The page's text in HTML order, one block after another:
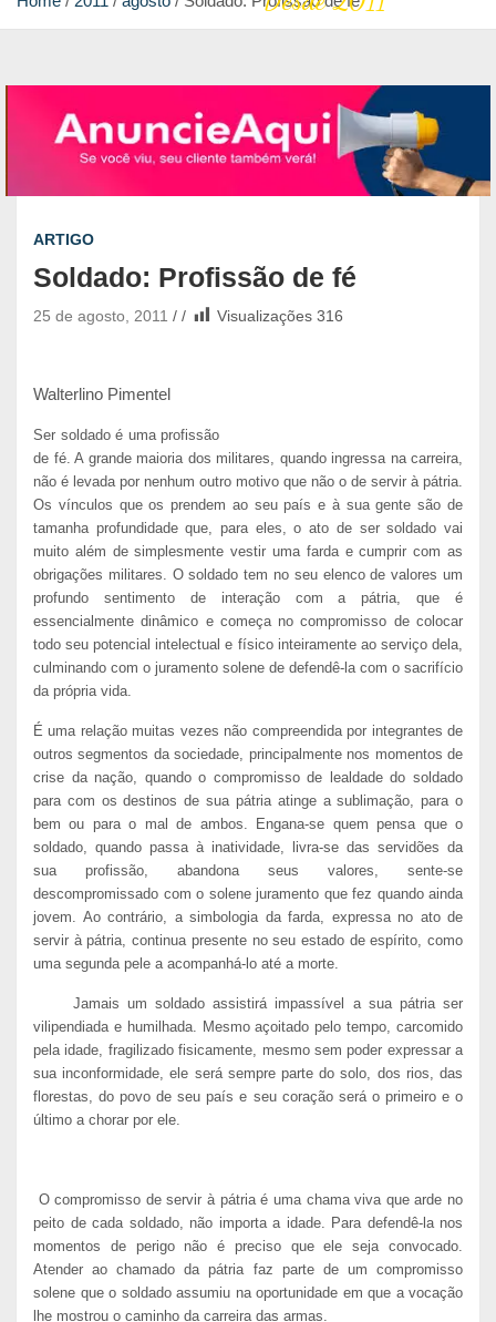
ARTIGO
Soldado: Profissão de fé
25 de agosto, 2011 Visualizações 316
Walterlino Pimentel
Ser soldado é uma profissão
de fé. A grande maioria dos militares, quando ingressa na carreira,
não é levada por nenhum outro motivo que não o de servir à pátria.
Os vínculos que os prendem ao seu país e à sua gente são de
tamanha profundidade que, para eles, o ato de ser soldado vai
muito além de simplesmente vestir uma farda e cumprir com as
obrigações militares. O soldado tem no seu elenco de valores um
profundo sentimento de interação com a pátria, que é
essencialmente dinâmico e começa no compromisso de colocar
todo seu potencial intelectual e físico inteiramente ao serviço dela,
culminando com o juramento solene de defendê-la com o sacrifício
da própria vida.
É uma relação muitas vezes não compreendida por integrantes de
outros segmentos da sociedade, principalmente nos momentos de
crise da nação, quando o compromisso de lealdade do soldado
para com os destinos de sua pátria atinge a sublimação, para o
bem ou para o mal de ambos. Engana-se quem pensa que o
soldado, quando passa à inatividade, livra-se das servidões da
sua profissão, abandona seus valores, sente-se
descompromissado com o solene juramento que fez quando ainda
jovem. Ao contrário, a simbologia da farda, expressa no ato de
servir à pátria, continua presente no seu estado de espírito, como
uma segunda pele a acompanhá-lo até a morte.
Jamais um soldado assistirá impassível a sua pátria ser
vilipendiada e humilhada. Mesmo açoitado pelo tempo, carcomido
pela idade, fragilizado fisicamente, mesmo sem poder expressar a
sua inconformidade, ele será sempre parte do solo, dos rios, das
florestas, do povo de seu país e seu coração será o primeiro e o
último a chorar por ele.
O compromisso de servir à pátria é uma chama viva que arde no
peito de cada soldado, não importa a idade. Para defendê-la nos
momentos de perigo não é preciso que ele seja convocado.
Atender ao chamado da pátria faz parte de um compromisso
solene que o soldado assumiu na oportunidade em que a vocação
lhe mostrou o caminho da carreira das armas.